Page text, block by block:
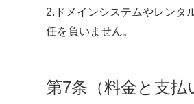
2.ドメインシステムやレンタ
任を負いません。
第7条（料金と支払